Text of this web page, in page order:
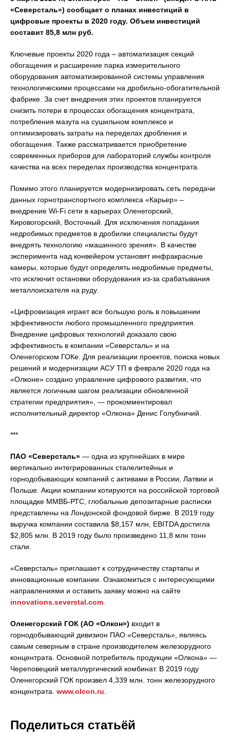
«Северсталь») сообщает о планах инвестиций в
цифровые проекты в 2020 году. Объем инвестиций
составит 85,8 млн руб.
Ключевые проекты 2020 года – автоматизация секций
обогащения и расширение парка измерительного
оборудования автоматизированной системы управления
технологическими процессами на дробильно-обогатительной
фабрике. За счет внедрения этих проектов планируется
снизить потери в процессах обогащения концентрата,
потребления мазута на сушильном комплексе и
оптимизировать затраты на переделах дробления и
обогащения. Также рассматривается приобретение
современных приборов для лабораторий службы контроля
качества на всех переделах производства концентрата.
Помимо этого планируется модернизировать сеть передачи
данных горнотранспортного комплекса «Карьер» –
внедрение Wi-Fi сети в карьерах Оленегорский,
Кировогорский, Восточный. Для исключения попадания
недробимых предметов в дробилки специалисты будут
внедрять технологию «машинного зрения». В качестве
эксперимента над конвейером установят инфракрасные
камеры, которые будут определять недробимые предметы,
что исключит остановки оборудования из-за срабатывания
металлоискателя на руду.
«Цифровизация играет все большую роль в повышении
эффективности любого промышленного предприятия.
Внедрение цифровых технологий доказало свою
эффективность в компании «Северсталь» и на
Оленегорском ГОКе. Для реализации проектов, поиска новых
решений и модернизации АСУ ТП в феврале 2020 года на
«Олконе» создано управление цифрового развития, что
является логичным шагом реализации обновленной
стратегии предприятия», — прокомментировал
исполнительный директор «Олкона» Денис Голубничий.
***
ПАО «Северсталь» — одна из крупнейших в мире
вертикально интегрированных сталелитейных и
горнодобывающих компаний c активами в России, Латвии и
Польше. Акции компании котируются на российской торговой
площадке ММВБ-РТС, глобальные депозитарные расписки
представлены на Лондонской фондовой бирже. В 2019 году
выручка компании составила $8,157 млн, EBITDA достигла
$2,805 млн. В 2019 году было произведено 11,8 млн тонн
стали.
«Северсталь» приглашает к сотрудничеству стартапы и
инновационные компании. Ознакомиться с интересующими
направлениями и оставить заявку можно на сайте
innovations.severstal.com
Оленегорский ГОК (АО «Олкон») входит в
горнодобывающий дивизион ПАО «Северсталь», являясь
самым северным в стране производителем железорудного
концентрата. Основной потребитель продукции «Олкона» —
Череповецкий металлургический комбинат. В 2019 году
Оленегорский ГОК произвел 4,339 млн. тонн железорудного
концентрата. www.olcon.ru
Поделиться статьёй